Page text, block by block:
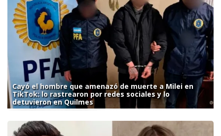
Cayó el hombre que amenazó de muerte a Milei en
TikTok: lo rastrearon por redes sociales y lo
detuvieron en Quilmes